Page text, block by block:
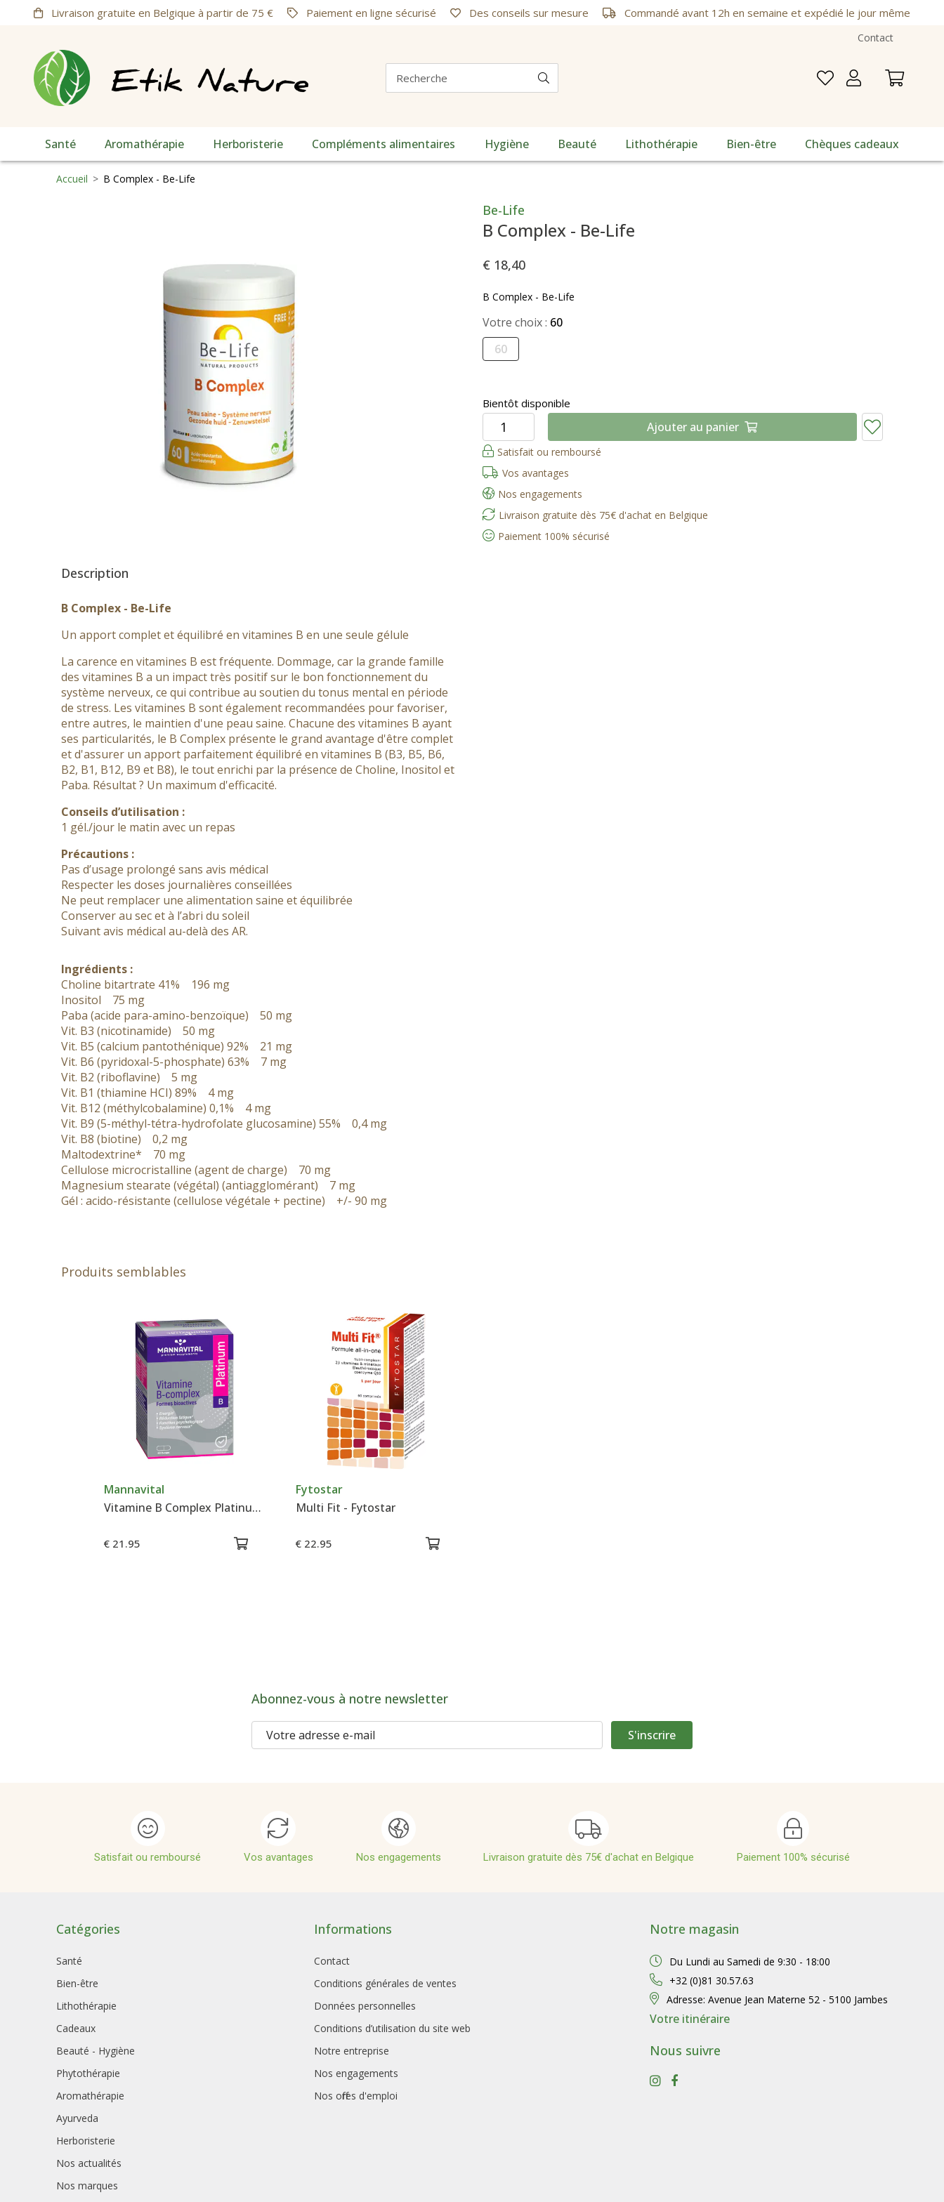
Livraison gratuite en Belgique à partir de 75 € Paiement en ligne sécurisé Des conseils sur mesure Commandé avant 12h en semaine et expédié le jour même
Contact
Santé Aromathérapie Herboristerie Compléments alimentaires Hygiène Beauté Lithothérapie Bien-être Chèques cadeaux
Accueil > B Complex - Be-Life
Description
B Complex - Be-Life
Un apport complet et équilibré en vitamines B en une seule gélule
La carence en vitamines B est fréquente. Dommage, car la grande famille
des vitamines B a un impact très positif sur le bon fonctionnement du
système nerveux, ce qui contribue au soutien du tonus mental en période
de stress. Les vitamines B sont également recommandées pour favoriser,
entre autres, le maintien d'une peau saine. Chacune des vitamines B ayant
ses particularités, le B Complex présente le grand avantage d'être complet
et d'assurer un apport parfaitement équilibré en vitamines B (B3, B5, B6,
B2, B1, B12, B9 et B8), le tout enrichi par la présence de Choline, Inositol et
Paba. Résultat ? Un maximum d'efficacité.
Conseils d’utilisation :
1 gél./jour le matin avec un repas
Précautions :
Pas d’usage prolongé sans avis médical
Respecter les doses journalières conseillées
Ne peut remplacer une alimentation saine et équilibrée
Conserver au sec et à l’abri du soleil
Suivant avis médical au-delà des AR.
Ingrédients :
Choline bitartrate 41% 196 mg
Inositol 75 mg
Paba (acide para-amino-benzoïque) 50 mg
Vit. B3 (nicotinamide) 50 mg
Vit. B5 (calcium pantothénique) 92% 21 mg
Vit. B6 (pyridoxal-5-phosphate) 63% 7 mg
Vit. B2 (riboflavine) 5 mg
Vit. B1 (thiamine HCI) 89% 4 mg
Vit. B12 (méthylcobalamine) 0,1% 4 mg
Vit. B9 (5-méthyl-tétra-hydrofolate glucosamine) 55% 0,4 mg
Vit. B8 (biotine) 0,2 mg
Maltodextrine* 70 mg
Cellulose microcristalline (agent de charge) 70 mg
Magnesium stearate (végétal) (antiagglomérant) 7 mg
Gél : acido-résistante (cellulose végétale + pectine) +/- 90 mg
Be-Life
B Complex - Be-Life
€ 18,40
B Complex - Be-Life
Votre choix : 60
60
Bientôt disponible
Ajouter au panier
Satisfait ou remboursé
Vos avantages
Nos engagements
Livraison gratuite dès 75€ d'achat en Belgique
Paiement 100% sécurisé
Produits semblables
Mannavital
Vitamine B Complex Platinum - Mannavital
€ 21.95
Fytostar
Multi Fit - Fytostar
€ 22.95
Abonnez-vous à notre newsletter
S'inscrire
Satisfait ou remboursé Vos avantages Nos engagements Livraison gratuite dès 75€ d'achat en Belgique Paiement 100% sécurisé
Catégories
Santé
Bien-être
Lithothérapie
Cadeaux
Beauté - Hygiène
Phytothérapie
Aromathérapie
Ayurveda
Herboristerie
Nos actualités
Nos marques
Informations
Contact
Conditions générales de ventes
Données personnelles
Conditions d’utilisation du site web
Notre entreprise
Nos engagements
Nos offres d'emploi
Notre magasin
Du Lundi au Samedi de 9:30 - 18:00
+32 (0)81 30.57.63
Adresse: Avenue Jean Materne 52 - 5100 Jambes
Votre itinéraire
Nous suivre